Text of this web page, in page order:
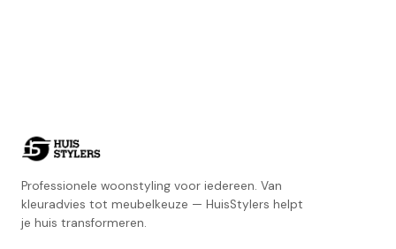
Professionele woonstyling voor iedereen. Van
kleuradvies tot meubelkeuze — HuisStylers helpt
je huis transformeren.